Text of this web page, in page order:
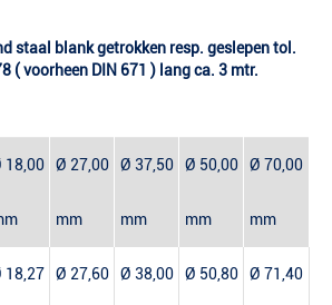
staal blank getrokken resp. geslepen tol.
( voorheen DIN 671 ) lang ca. 3 mtr.
18,00 Ø 27,00
mm
Ø 37,50
mm
Ø 50,00
mm
Ø 70,00
mm
18,27 Ø 27,60 Ø 38,00 Ø 50,80 Ø 71,40